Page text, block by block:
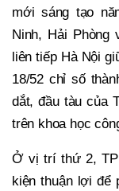
mới sáng tạo
Ninh, Hải Phòng
liên tiếp Hà Nội
18/52 chỉ số
dắt, đầu tàu của
trên khoa học
Ở vị trí thứ 2,
kiện thuận lợi để